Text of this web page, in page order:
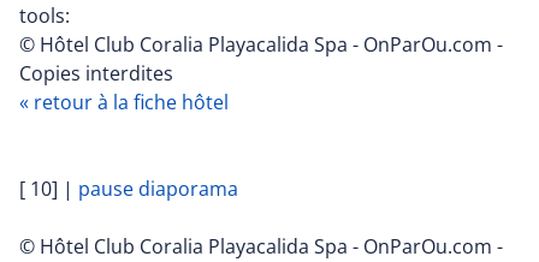
tools:
© Hôtel Club Coralia Playacalida Spa - OnParOu.com -
Copies interdites
« retour à la fiche hôtel
[ 10] | pause diaporama
© Hôtel Club Coralia Playacalida Spa - OnParOu.com -